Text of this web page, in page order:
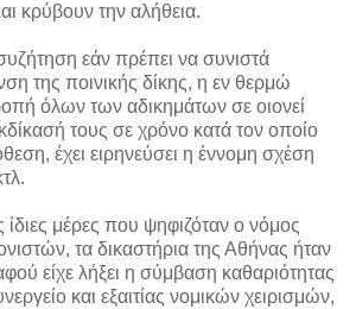
κρύβουν την αλήθεια.
εάν πρέπει να συνιστά
της ποινικής δίκης, η εν θερμώ
όλων των αδικημάτων σε οιονεί
τους σε χρόνο κατά τον οποίο
έχει ειρηνεύσει η έννομη σχέση
ίδιες μέρες που ψηφιζόταν ο νόμος
τα δικαστήρια της Αθήνας ήταν
είχε λήξει η σύμβαση καθαριότητας
και εξαιτίας νομικών χειρισμών,